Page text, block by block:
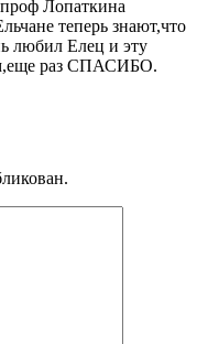
Лопаткина
теперь знают,что
любил Елец и эту
раз СПАСИБО.